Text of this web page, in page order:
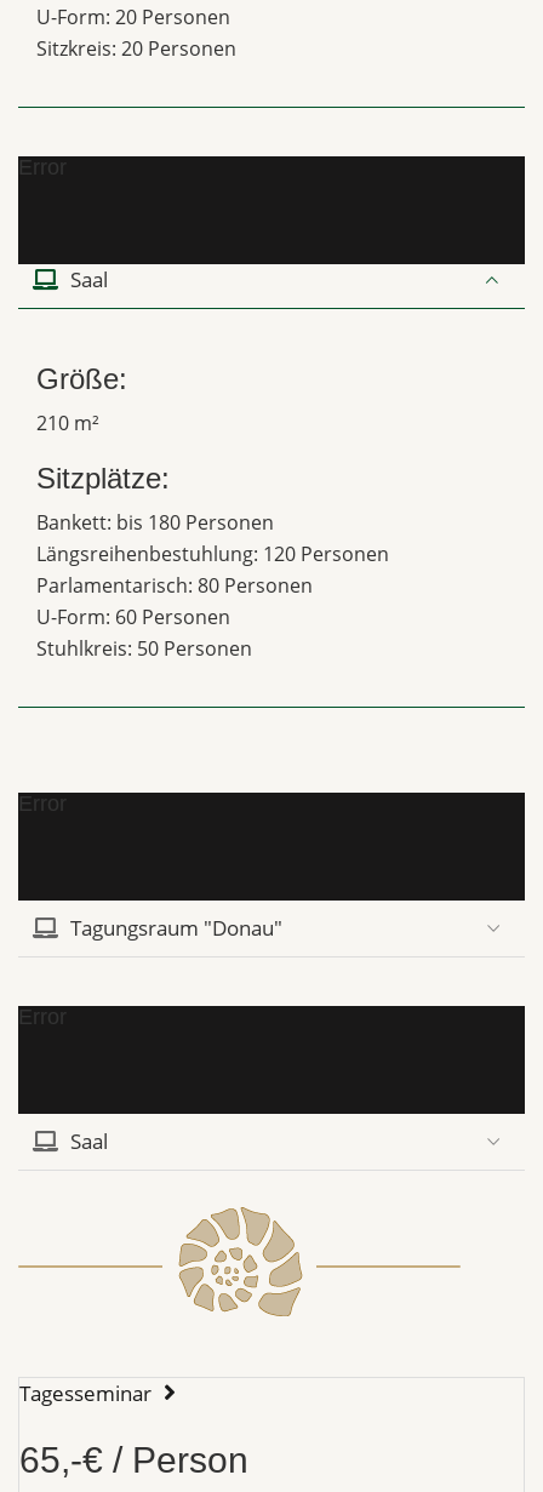
U-Form: 20 Personen
Sitzkreis: 20 Personen
Error
Saal
Größe:
210 m²
Sitzplätze:
Bankett: bis 180 Personen
Längsreihenbestuhlung: 120 Personen
Parlamentarisch: 80 Personen
U-Form: 60 Personen
Stuhlkreis: 50 Personen
Error
Tagungsraum "Donau"
Error
Saal
Tagesseminar
65,-€ / Person